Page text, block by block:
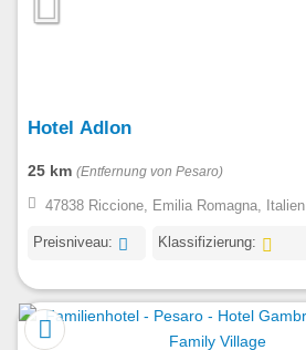
Hotel Adlon
25 km (Entfernung von Pesaro)
47838 Riccione, Emilia Romagna, Italien
Preisniveau: Klassifizierung: